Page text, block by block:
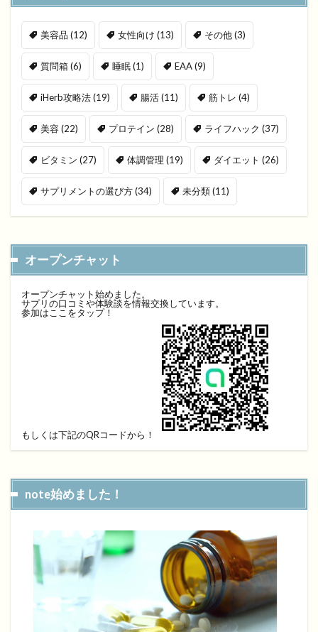
美容品 (12) 女性向け (13) その他(3)
質問箱(6) 睡眠(1) EAA(9)
iHerb攻略法(19) 腸活(11) 筋トレ (4)
美容(22) プロテイン (28) ライフハック (37)
ビタミン (27) 体調管理 (19) ダイエット (26)
サプリメントの選び方(34) 未分類(11)
オープンチャット
オープンチャット始めました。
サプリの口コミや体験談を情報交換しています。
参加はここをタップ！
もしくは下記のQRコードから！
note始めました！